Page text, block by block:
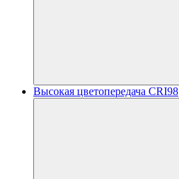
Высокая цветопередача CRI98